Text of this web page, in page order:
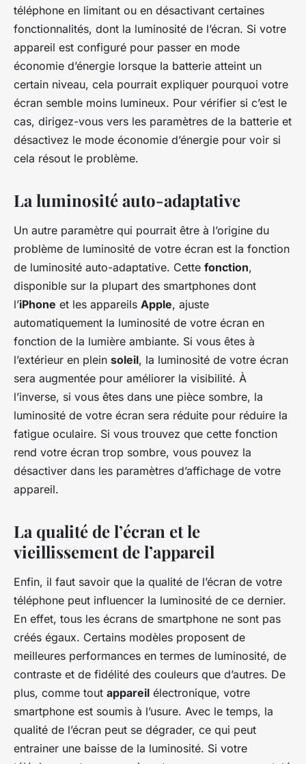
téléphone en limitant ou en désactivant certaines
fonctionnalités, dont la luminosité de l’écran. Si votre
appareil est configuré pour passer en mode
économie d’énergie lorsque la batterie atteint un
certain niveau, cela pourrait expliquer pourquoi votre
écran semble moins lumineux. Pour vérifier si c’est le
cas, dirigez-vous vers les paramètres de la batterie et
désactivez le mode économie d’énergie pour voir si
cela résout le problème.
La luminosité auto-adaptative
Un autre paramètre qui pourrait être à l’origine du
problème de luminosité de votre écran est la fonction
de luminosité auto-adaptative. Cette fonction,
disponible sur la plupart des smartphones dont
l’iPhone et les appareils Apple, ajuste
automatiquement la luminosité de votre écran en
fonction de la lumière ambiante. Si vous êtes à
l’extérieur en plein soleil, la luminosité de votre écran
sera augmentée pour améliorer la visibilité. À
l’inverse, si vous êtes dans une pièce sombre, la
luminosité de votre écran sera réduite pour réduire la
fatigue oculaire. Si vous trouvez que cette fonction
rend votre écran trop sombre, vous pouvez la
désactiver dans les paramètres d’affichage de votre
appareil.
La qualité de l’écran et le
vieillissement de l’appareil
Enfin, il faut savoir que la qualité de l’écran de votre
téléphone peut influencer la luminosité de ce dernier.
En effet, tous les écrans de smartphone ne sont pas
créés égaux. Certains modèles proposent de
meilleures performances en termes de luminosité, de
contraste et de fidélité des couleurs que d’autres. De
plus, comme tout appareil électronique, votre
smartphone est soumis à l’usure. Avec le temps, la
qualité de l’écran peut se dégrader, ce qui peut
entrainer une baisse de la luminosité. Si votre